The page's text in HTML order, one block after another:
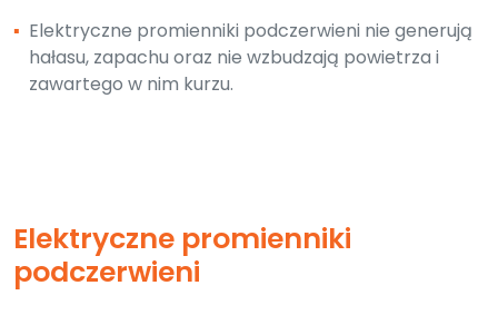
▪ Elektryczne promienniki podczerwieni nie generują
hałasu, zapachu oraz nie wzbudzają powietrza i
zawartego w nim kurzu.
Elektryczne promienniki
podczerwieni